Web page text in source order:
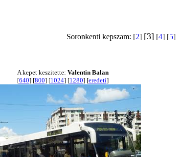
Soronkenti kepszam: [2] [3] [4] [5]
A kepet keszitette: Valentin Balan
[640] [800] [1024] [1280] [eredeti]